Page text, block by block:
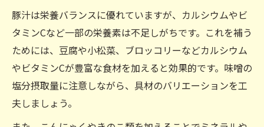
豚汁は栄養バランスに優れていますが、カルシウムやビ
タミンCなど一部の栄養素は不足しがちです。これを補う
ためには、豆腐や小松菜、ブロッコリーなどカルシウム
やビタミンCが豊富な食材を加えると効果的です。味噌の
塩分摂取量に注意しながら、具材のバリエーションを工
夫しましょう。